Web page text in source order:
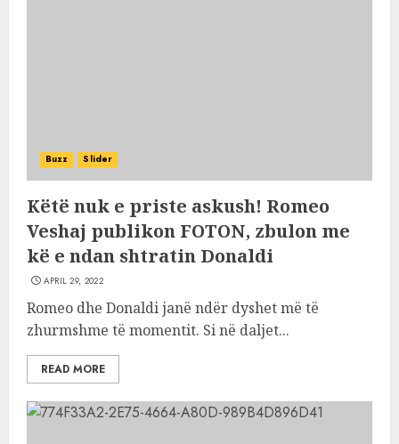
Buzz Slider
Këtë nuk e priste askush! Romeo
Veshaj publikon FOTON, zbulon me
kë e ndan shtratin Donaldi
APRIL 29, 2022
Romeo dhe Donaldi janë ndër dyshet më të
zhurmshme të momentit. Si në daljet...
READ MORE